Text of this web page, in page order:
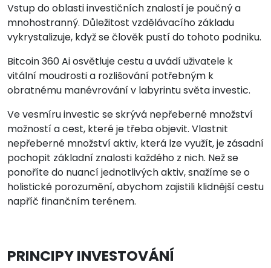
Vstup do oblasti investičních znalostí je poučný a
mnohostranný. Důležitost vzdělávacího základu
vykrystalizuje, když se člověk pustí do tohoto podniku.
Bitcoin 360 Ai osvětluje cestu a uvádí uživatele k
vitální moudrosti a rozlišování potřebným k
obratnému manévrování v labyrintu světa investic.
Ve vesmíru investic se skrývá nepřeberné množství
možností a cest, které je třeba objevit. Vlastnit
nepřeberné množství aktiv, která lze využít, je zásadní
pochopit základní znalosti každého z nich. Než se
ponoříte do nuancí jednotlivých aktiv, snažíme se o
holistické porozumění, abychom zajistili klidnější cestu
napříč finančním terénem.
PRINCIPY INVESTOVÁNÍ